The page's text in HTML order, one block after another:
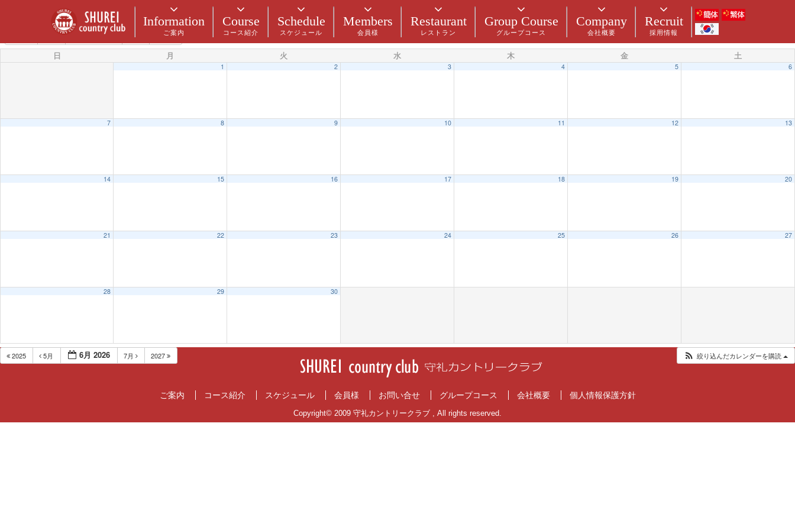
Information
ご案内
Course
コース紹介
Schedule
スケジュール
Members
会員様
Restaurant
レストラン
Group Course
グループコース
Company
会社概要
Recruit
採用情報
カテゴリー
6月 2026 7月 2027
日 月 火 水 木 金 土
1 2 3 4 5 6
7 8 9 10 11 12 13
14 15 16 17 18 19 20
21 22 23 24 25 26 27
28 29 30
2025 5月 6月 2026 7月 2027 絞り込んだカレンダーを購読
ご案内 コース紹介 スケジュール 会員様 お問い合せ グループコース 会社概要 個人情報保護方針
Copyright© 2009 守礼カントリークラブ , All rights reserved.